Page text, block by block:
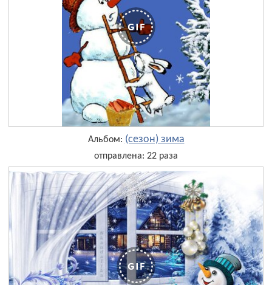
Альбом: (сезон) зима
отправлена: 22 раза